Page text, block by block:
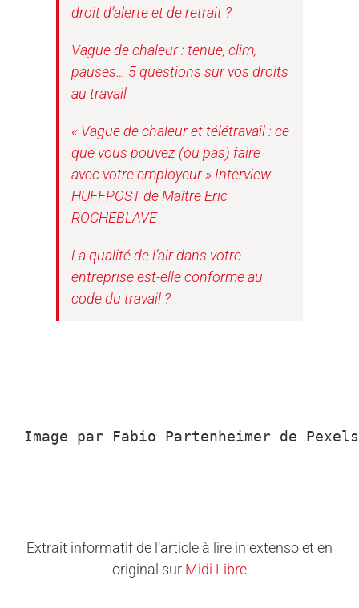
droit d’alerte et de retrait ?
Vague de chaleur : tenue, clim,
pauses… 5 questions sur vos droits
au travail
« Vague de chaleur et télétravail : ce
que vous pouvez (ou pas) faire
avec votre employeur » Interview
HUFFPOST de Maître Eric
ROCHEBLAVE
La qualité de l’air dans votre
entreprise est-elle conforme au
code du travail ?
Image par Fabio Partenheimer de Pexels
Extrait informatif de l’article à lire in extenso et en
original sur Midi Libre